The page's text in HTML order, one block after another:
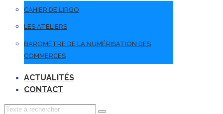
CAHIER DE L’IRGO
LES ATELIERS
BAROMÈTRE DE LA NUMÉRISATION DES
COMMERCES
ACTUALITÉS
CONTACT